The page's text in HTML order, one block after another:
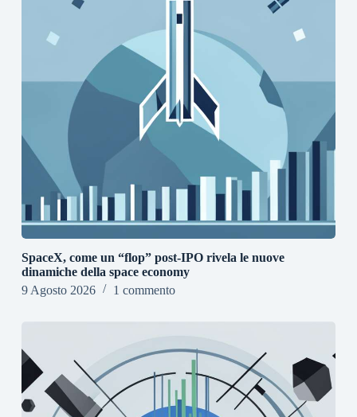
SpaceX, come un “flop” post-IPO rivela le nuove
dinamiche della space economy
9 Agosto 2026
1 commento